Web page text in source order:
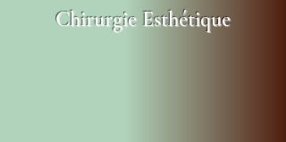
Chirurgie Esthétique